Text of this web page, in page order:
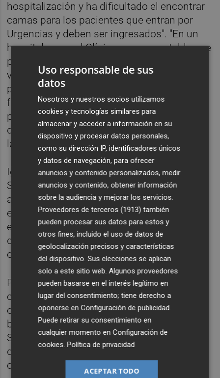
hospitalización y ha dificultado el encontrar
camas para los pacientes que entran por
Urgencias y deben ser ingresados". "En un
hospital como el Clínico no es aceptable que
pacientes, especialmente los más
vulnerables, tengan que esperar días en
pasillos o despachos, alejados de sus
familias y con personas y personal pasando
por su lado durante el día y la noche, hasta
que logran subir a una habitación de planta",
lamenta.
Igualmente, la situación del personal del
Servicio de Urgencias es de "sobrecarga
absoluta" por "la falta de contrataciones,
especialmente cuando hay profesionales de
enfermería y de otras categorías en la Bolsa
de trabajo de la Conselleria de Sanidad
esperando ser llamados".
Por otro lado, señala que "aunque SATSE
consiguió que la Inspección de Trabajo
emitiera un requerimiento prohibiendo el
bloqueo de las salidas de emergencia del
Servicio de Urgencias, se vuelve a observar
que las obstruyen acumulando pacientes en
camilla en espera de una habitación".
Uso responsable de sus
datos
Nosotros y nuestros socios utilizamos
cookies y tecnologías similares para
almacenar y acceder a información en su
dispositivo y procesar datos personales,
como su dirección IP, identificadores únicos
y datos de navegación, para ofrecer
anuncios y contenido personalizados, medir
anuncios y contenido, obtener información
sobre la audiencia y mejorar los servicios.
Proveedores de terceros (1913) también
pueden procesar sus datos para estos y
otros fines, incluido el uso de datos de
geolocalización precisos y características
del dispositivo. Sus elecciones se aplican
solo a este sitio web. Algunos proveedores
pueden basarse en el interés legítimo en
lugar del consentimiento; tiene derecho a
oponerse enConfiguración de publicidad
Puede retirar su consentimiento en
cualquier momento enConfiguración de
cookies .Política de privacidad
ACEPTAR TODO